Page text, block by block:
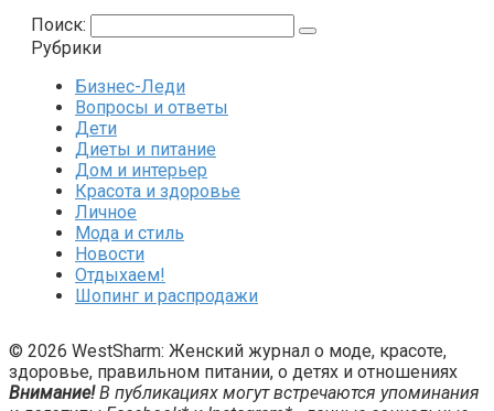
Поиск:
Рубрики
Бизнес-Леди
Вопросы и ответы
Дети
Диеты и питание
Дом и интерьер
Красота и здоровье
Личное
Мода и стиль
Новости
Отдыхаем!
Шопинг и распродажи
© 2026 WestSharm: Женский журнал о моде, красоте,
здоровье, правильном питании, о детях и отношениях
Внимание!В публикациях могут встречаются упоминания